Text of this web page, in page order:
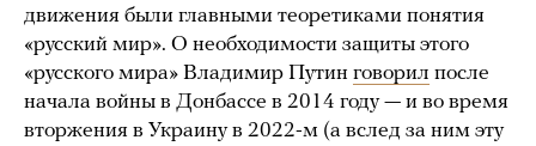
движения были главными теоретиками понятия
«русский мир». О необходимости защиты этого
«русского мира» Владимир Путин говорил после
начала войны в Донбассе в 2014 году — и во время
вторжения в Украину в 2022-м (а вслед за ним эту